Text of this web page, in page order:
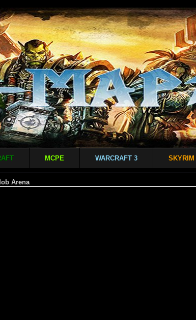
MCPE WARCRAFT 3 SKYRIM
Arena